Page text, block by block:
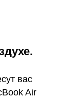
вас
Air